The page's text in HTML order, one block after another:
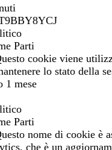
Parti
cookie viene
lo stato della
1 mese
Parti
nome di cookie è
che è un